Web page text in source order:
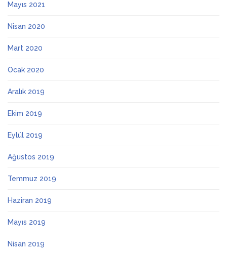
Mayıs 2021
Nisan 2020
Mart 2020
Ocak 2020
Aralık 2019
Ekim 2019
Eylül 2019
Ağustos 2019
Temmuz 2019
Haziran 2019
Mayıs 2019
Nisan 2019